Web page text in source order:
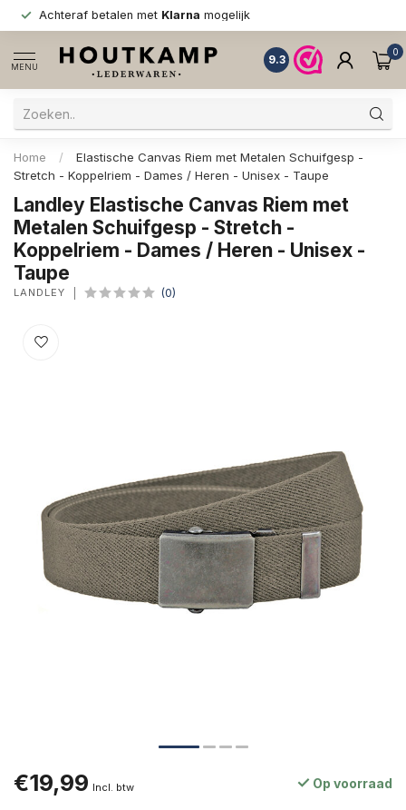
Achteraf betalen met Klarna mogelijk
MENU
9.3
0
Home /
Elastische Canvas Riem met Metalen Schuifgesp -
Stretch - Koppelriem - Dames / Heren - Unisex - Taupe
Landley Elastische Canvas Riem met
Metalen Schuifgesp - Stretch -
Koppelriem - Dames / Heren - Unisex -
Taupe
LANDLEY (0)
€19,99 Incl. btw Op voorraad